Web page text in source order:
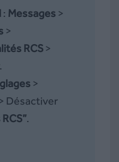
: Messages >
>
RCS >
>
> Désactiver
.